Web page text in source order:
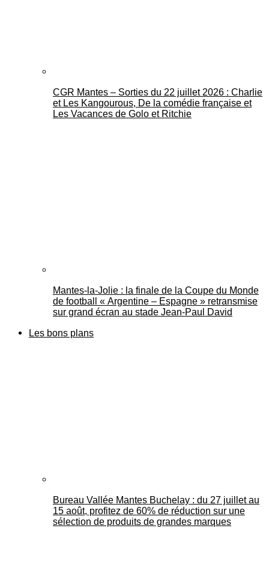
CGR Mantes – Sorties du 22 juillet 2026 : Charlie
et Les Kangourous, De la comédie française et
Les Vacances de Golo et Ritchie
Mantes-la-Jolie : la finale de la Coupe du Monde
de football « Argentine – Espagne » retransmise
sur grand écran au stade Jean-Paul David
Les bons plans
Bureau Vallée Mantes Buchelay : du 27 juillet au
15 août, profitez de 60% de réduction sur une
sélection de produits de grandes marques